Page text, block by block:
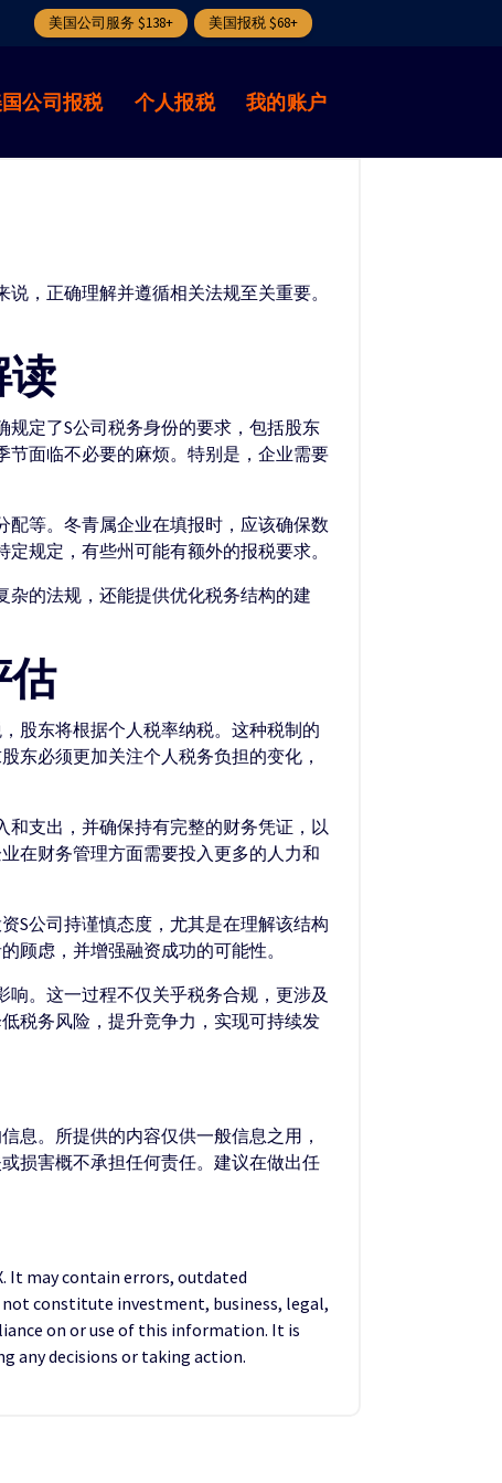
美国公司服务 $138+ 美国报税 $68+
公司报税 个人报税 我的账户
，正确理解并遵循相关法规至关重要。
读
规定了S公司税务身份的要求，包括股东
节面临不必要的麻烦。特别是，企业需要
配等。冬青属企业在填报时，应该确保数
规定，有些州可能有额外的报税要求。
杂的法规，还能提供优化税务结构的建
估
股东将根据个人税率纳税。这种税制的
东必须更加关注个人税务负担的变化，
和支出，并确保持有完整的财务凭证，以
在财务管理方面需要投入更多的人力和
S公司持谨慎态度，尤其是在理解该结构
顾虑，并增强融资成功的可能性。
。这一过程不仅关乎税务合规，更涉及
税务风险，提升竞争力，实现可持续发
息。所提供的内容仅供一般信息之用，
损害概不承担任何责任。建议在做出任
It may contain errors, outdated
constitute investment, business, legal,
on or use of this information. It is
any decisions or taking action.